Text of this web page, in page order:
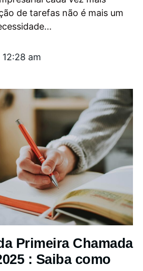
de tarefas não é mais um
12:28 am
Primeira Chamada
: Saiba como